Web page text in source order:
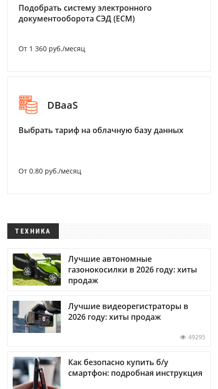
Подобрать систему электронного
документооборота СЭД (ECM)
От 1 360 руб./месяц
DBaaS
Выбрать тариф на облачную базу данных
От 0.80 руб./месяц
ТЕХНИКА
Лучшие автономные
газонокосилки в 2026 году: хиты
продаж
Лучшие видеорегистраторы в
2026 году: хиты продаж
49295
Как безопасно купить б/у
смартфон: подробная инструкция